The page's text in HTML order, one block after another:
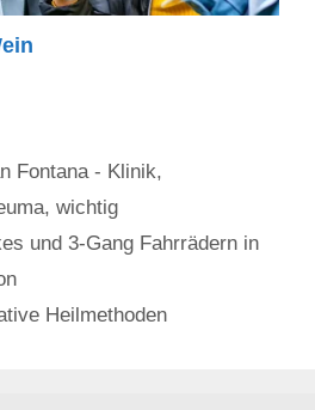
Fontana - Klinik,
, wichtig
und 3-Gang Fahrrädern in
Heilmethoden